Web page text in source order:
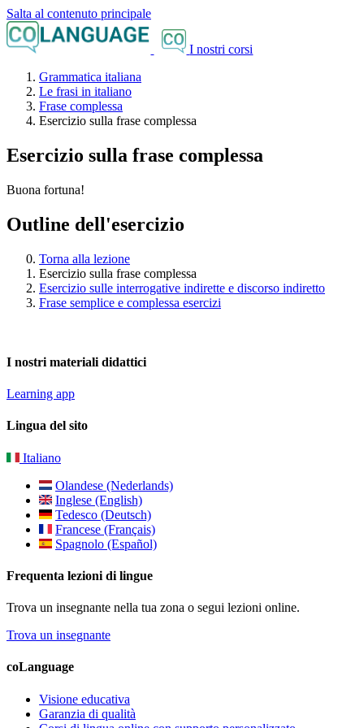
Salta al contenuto principale
I nostri corsi
Grammatica italiana
Le frasi in italiano
Frase complessa
Esercizio sulla frase complessa
Esercizio sulla frase complessa
Buona fortuna!
Outline dell'esercizio
Torna alla lezione
Esercizio sulla frase complessa
Esercizio sulle interrogative indirette e discorso indiretto
Frase semplice e complessa esercizi
I nostri materiali didattici
Learning app
Lingua del sito
Italiano
Olandese (Nederlands)
Inglese (English)
Tedesco (Deutsch)
Francese (Français)
Spagnolo (Español)
Frequenta lezioni di lingue
Trova un insegnante nella tua zona o segui lezioni online.
Trova un insegnante
coLanguage
Visione educativa
Garanzia di qualità